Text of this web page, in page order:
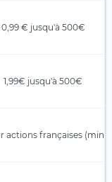
0,99 € jusqu'à 500€
1,99€ jusqu'à 500€
actions françaises (min.